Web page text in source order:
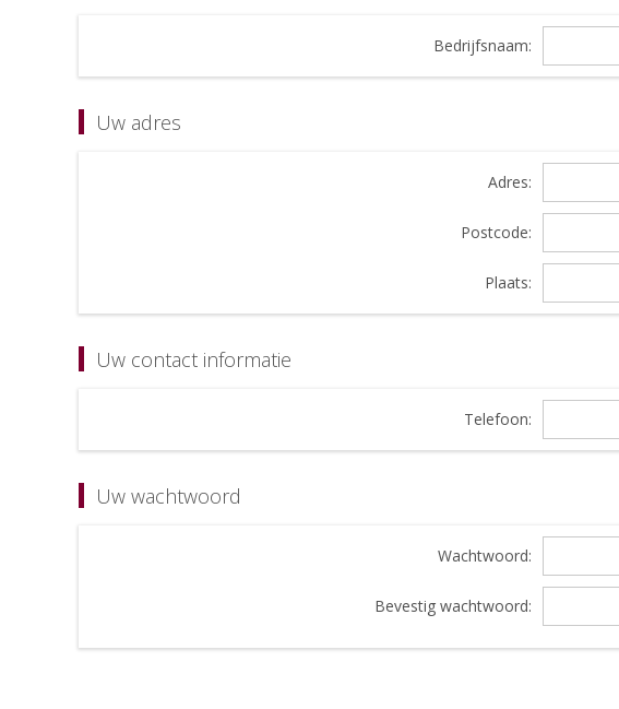
Bedrijfsnaam:
Uw adres
Adres:
Postcode:
Plaats:
Uw contact informatie
Telefoon:
Uw wachtwoord
Wachtwoord:
Bevestig wachtwoord: